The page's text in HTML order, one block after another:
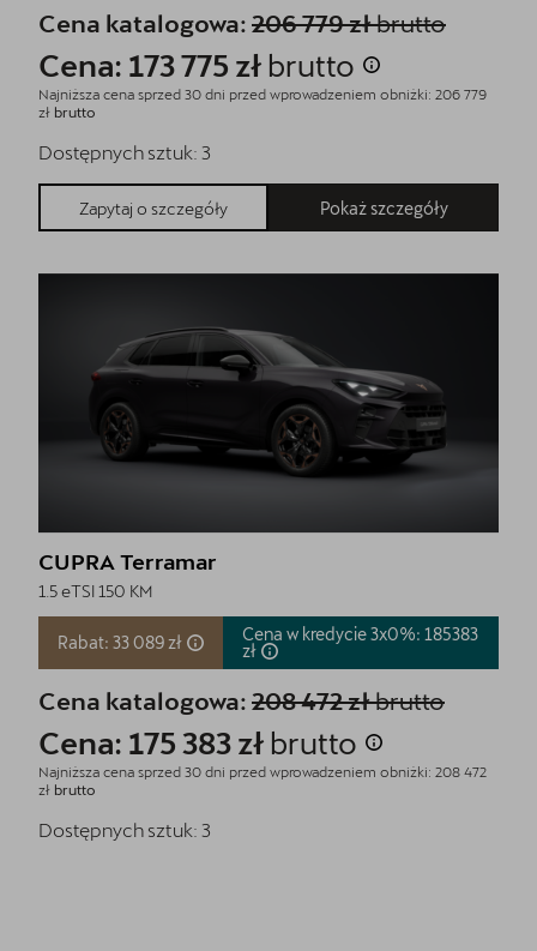
Cena katalogowa: 206 779 złbrutto
Cena: 173 775 zł brutto
Najniższa cena sprzed 30 dni przed wprowadzeniem obniżki: 206 779
zł brutto
Dostępnych sztuk: 3
Zapytaj o szczegóły Pokaż szczegóły
CUPRA Terramar
1.5 eTSI 150 KM
Rabat: 33 089 zł
Cena w kredycie 3x0%: 185383
zł
Cena katalogowa: 208 472 złbrutto
Cena: 175 383 zł brutto
Najniższa cena sprzed 30 dni przed wprowadzeniem obniżki: 208 472
zł brutto
Dostępnych sztuk: 3